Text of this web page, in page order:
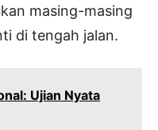
masing-masing
di tengah jalan.
Ujian Nyata